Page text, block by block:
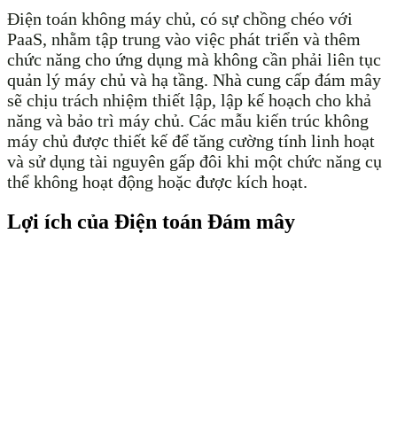
Điện toán không máy chủ, có sự chồng chéo với
PaaS, nhằm tập trung vào việc phát triển và thêm
chức năng cho ứng dụng mà không cần phải liên tục
quản lý máy chủ và hạ tầng. Nhà cung cấp đám mây
sẽ chịu trách nhiệm thiết lập, lập kế hoạch cho khả
năng và bảo trì máy chủ. Các mẫu kiến trúc không
máy chủ được thiết kế để tăng cường tính linh hoạt
và sử dụng tài nguyên gấp đôi khi một chức năng cụ
thể không hoạt động hoặc được kích hoạt.
Lợi ích của Điện toán Đám mây